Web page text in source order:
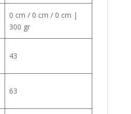
0 cm / 0 cm / 0 cm |
300 gr
43
63